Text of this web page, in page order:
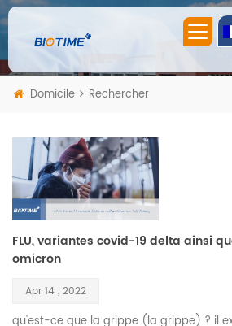
Domicile Rechercher
FLU, variantes covid-19 delta ainsi
omicron
Apr 14 , 2022
qu'est-ce que la grippe (la grippe) ? il